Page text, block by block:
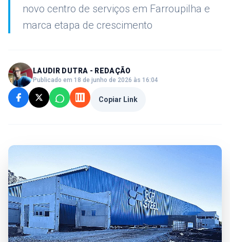
novo centro de serviços em Farroupilha e
marca etapa de crescimento
LAUDIR DUTRA - REDAÇÃO
Publicado em 18 de junho de 2026 às 16:04
Copiar Link